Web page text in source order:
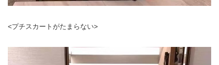
<プチスカートがたまらない>